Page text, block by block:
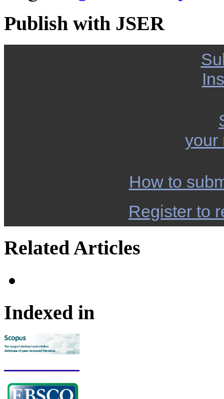
Publish with JSER
your
How to
Register to
Related Articles
Indexed in